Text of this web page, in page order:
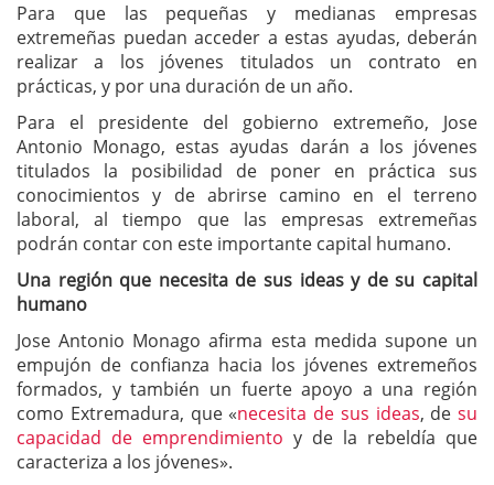
Para que las pequeñas y medianas empresas
extremeñas puedan acceder a estas ayudas, deberán
realizar a los jóvenes titulados un contrato en
prácticas, y por una duración de un año.
Para el presidente del gobierno extremeño, Jose
Antonio Monago, estas ayudas darán a los jóvenes
titulados la posibilidad de poner en práctica sus
conocimientos y de abrirse camino en el terreno
laboral, al tiempo que las empresas extremeñas
podrán contar con este importante capital humano.
Una región que necesita de sus ideas y de su capital
humano
Jose Antonio Monago afirma esta medida supone un
empujón de confianza hacia los jóvenes extremeños
formados, y también un fuerte apoyo a una región
como Extremadura, que «necesita de sus ideas, de su
capacidad de emprendimiento y de la rebeldía que
caracteriza a los jóvenes».